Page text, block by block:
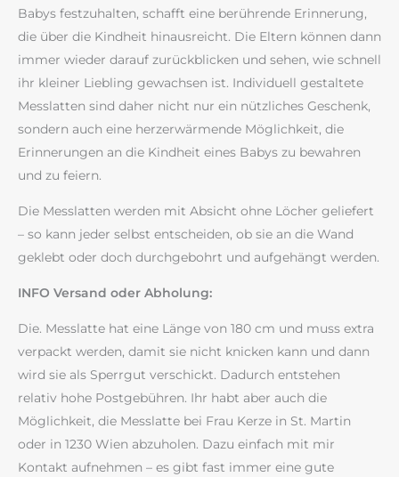
Babys festzuhalten, schafft eine berührende Erinnerung,
die über die Kindheit hinausreicht. Die Eltern können dann
immer wieder darauf zurückblicken und sehen, wie schnell
ihr kleiner Liebling gewachsen ist. Individuell gestaltete
Messlatten sind daher nicht nur ein nützliches Geschenk,
sondern auch eine herzerwärmende Möglichkeit, die
Erinnerungen an die Kindheit eines Babys zu bewahren
und zu feiern.
Die Messlatten werden mit Absicht ohne Löcher geliefert
– so kann jeder selbst entscheiden, ob sie an die Wand
geklebt oder doch durchgebohrt und aufgehängt werden.
INFO Versand oder Abholung:
Die. Messlatte hat eine Länge von 180 cm und muss extra
verpackt werden, damit sie nicht knicken kann und dann
wird sie als Sperrgut verschickt. Dadurch entstehen
relativ hohe Postgebühren. Ihr habt aber auch die
Möglichkeit, die Messlatte bei Frau Kerze in St. Martin
oder in 1230 Wien abzuholen. Dazu einfach mit mir
Kontakt aufnehmen – es gibt fast immer eine gute